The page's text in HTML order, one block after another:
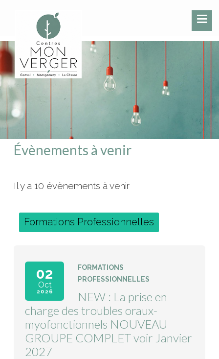
Évènements à venir
Il y a 10 évènements à venir
Formations Professionnelles
02
Oct
2026
FORMATIONS
PROFESSIONNELLES
NEW : La prise en
charge des troubles oraux-
myofonctionnels NOUVEAU
GROUPE COMPLET voir Janvier
2027